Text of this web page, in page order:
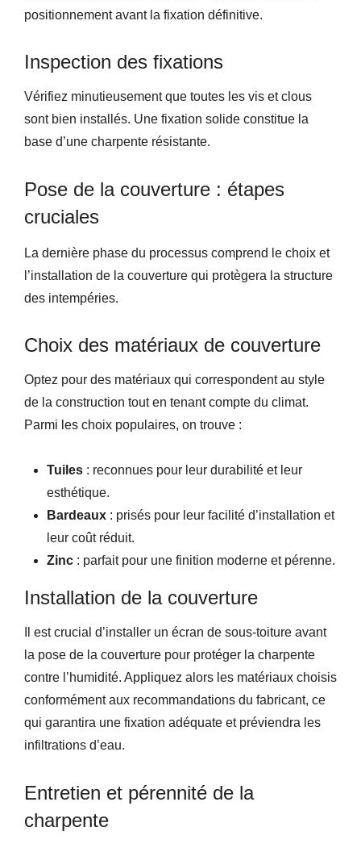
positionnement avant la fixation définitive.
Inspection des fixations
Vérifiez minutieusement que toutes les vis et clous
sont bien installés. Une fixation solide constitue la
base d’une charpente résistante.
Pose de la couverture : étapes
cruciales
La dernière phase du processus comprend le choix et
l’installation de la couverture qui protègera la structure
des intempéries.
Choix des matériaux de couverture
Optez pour des matériaux qui correspondent au style
de la construction tout en tenant compte du climat.
Parmi les choix populaires, on trouve :
Tuiles : reconnues pour leur durabilité et leur
esthétique.
Bardeaux : prisés pour leur facilité d’installation et
leur coût réduit.
Zinc : parfait pour une finition moderne et pérenne.
Installation de la couverture
Il est crucial d’installer un écran de sous-toiture avant
la pose de la couverture pour protéger la charpente
contre l’humidité. Appliquez alors les matériaux choisis
conformément aux recommandations du fabricant, ce
qui garantira une fixation adéquate et préviendra les
infiltrations d’eau.
Entretien et pérennité de la
charpente